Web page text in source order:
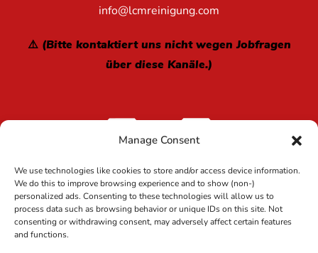
Manage Consent
We use technologies like cookies to store and/or access device information.
We do this to improve browsing experience and to show (non-)
personalized ads. Consenting to these technologies will allow us to
process data such as browsing behavior or unique IDs on this site. Not
consenting or withdrawing consent, may adversely affect certain features
and functions.
info@lcmreinigung.com
⚠️ (Bitte kontaktiert uns nicht wegen Jobfragen
über diese Kanäle.)
Copyright 2024 LCM Reinigung GmbH Deutschland | Alle
Rechte vorbehalten |